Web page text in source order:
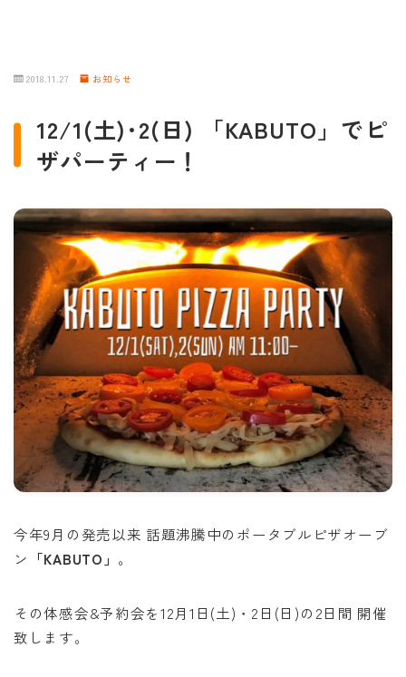
2018.11.27 お知らせ
12/1(土)･2(日) 「KABUTO」でピ
ザパーティー！
今年9月の発売以来 話題沸騰中のポータブルピザオーブ
ン 「KABUTO」 。
その体感会&予約会を12月1日(土)・2日(日)の2日間 開催
致します。